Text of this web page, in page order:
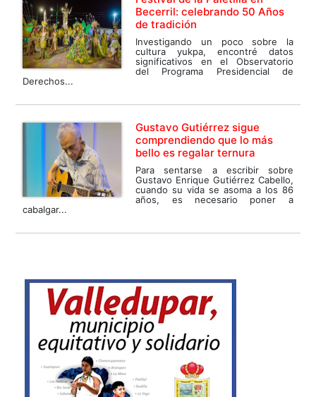
Becerril: celebrando 50 Años
de tradición
Investigando un poco sobre la
cultura yukpa, encontré datos
significativos en el Observatorio
del Programa Presidencial de
Derechos...
Gustavo Gutiérrez sigue
comprendiendo que lo más
bello es regalar ternura
Para sentarse a escribir sobre
Gustavo Enrique Gutiérrez Cabello,
cuando su vida se asoma a los 86
años, es necesario poner a
cabalgar...